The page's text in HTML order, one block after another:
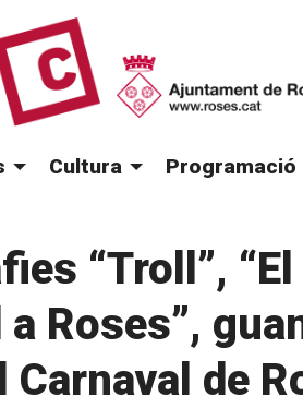
Cultura Programació
“Troll”,
Roses”,
de